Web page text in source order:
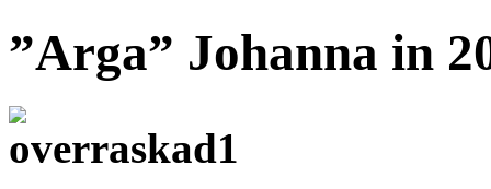
”Arga” Johanna in